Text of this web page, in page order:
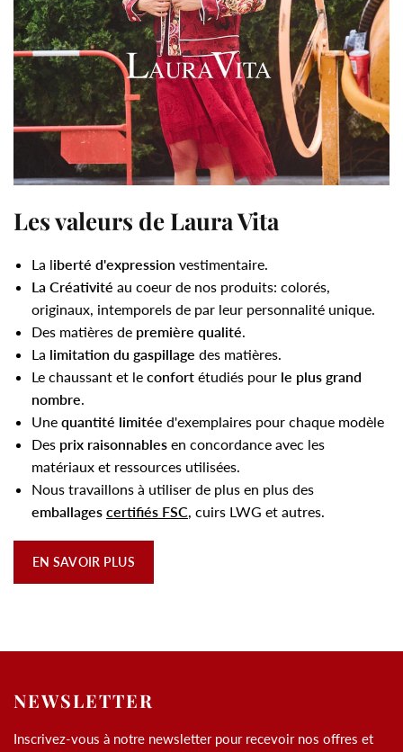
Les valeurs de Laura Vita
La liberté d'expression vestimentaire.
La Créativité au coeur de nos produits: colorés,
originaux, intemporels de par leur personnalité unique.
Des matières de première qualité.
La limitation du gaspillage des matières.
Le chaussant et le confort étudiés pour le plus grand
nombre.
Une quantité limitée d'exemplaires pour chaque modèle
Des prix raisonnables en concordance avec les
matériaux et ressources utilisées.
Nous travaillons à utiliser de plus en plus des
emballages certifiés FSC, cuirs LWG et autres.
EN SAVOIR PLUS
NEWSLETTER
Inscrivez-vous à notre newsletter pour recevoir nos offres et